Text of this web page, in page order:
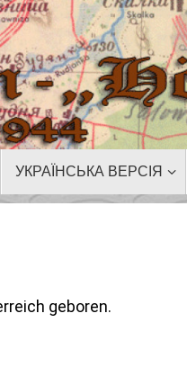
УКРАЇНСЬКА ВЕРСІЯ
geboren.